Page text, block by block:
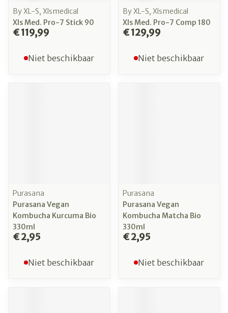
By XL-S, Xlsmedical
Xls Med. Pro-7 Stick 90
€ 119,99
Niet beschikbaar
By XL-S, Xlsmedical
Xls Med. Pro-7 Comp 180
€ 129,99
Niet beschikbaar
Purasana
Purasana Vegan
Kombucha Kurcuma Bio
330ml
€ 2,95
Niet beschikbaar
Purasana
Purasana Vegan
Kombucha Matcha Bio
330ml
€ 2,95
Niet beschikbaar